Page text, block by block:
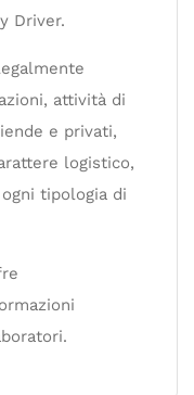
Driver.
attività di
e privati,
logistico,
tipologia di